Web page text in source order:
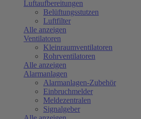
Luftaufbereitungen
Belüftungsstutzen
Luftfilter
Alle anzeigen
Ventilatoren
Kleinraumventilatoren
Rohrventilatoren
Alle anzeigen
Alarmanlagen
Alarmanlagen-Zubehör
Einbruchmelder
Meldezentralen
Signalgeber